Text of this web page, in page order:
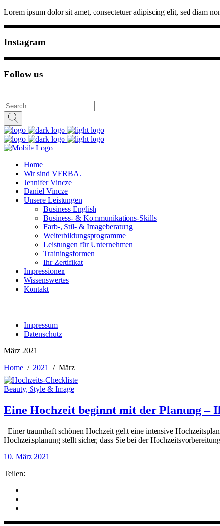
Lorem ipsum dolor sit amet, consectetuer adipiscing elit, sed diam
Instagram
Follow us
Home
Wir sind VERBA.
Jennifer Vincze
Daniel Vincze
Unsere Leistungen
Business English
Business- & Kommunikations-Skills
Farb-, Stil- & Imageberatung
Weiterbildungsprogramme
Leistungen für Unternehmen
Trainingsformen
Ihr Zertifikat
Impressionen
Wissenswertes
Kontakt
Impressum
Datenschutz
März 2021
Home / 2021 / März
Beauty, Style & Image
Eine Hochzeit beginnt mit der Planung –
Einer traumhaft schönen Hochzeit geht eine intensive
Hochzeitsplanung stellt sicher, dass Sie bei der
10. März 2021
Teilen: